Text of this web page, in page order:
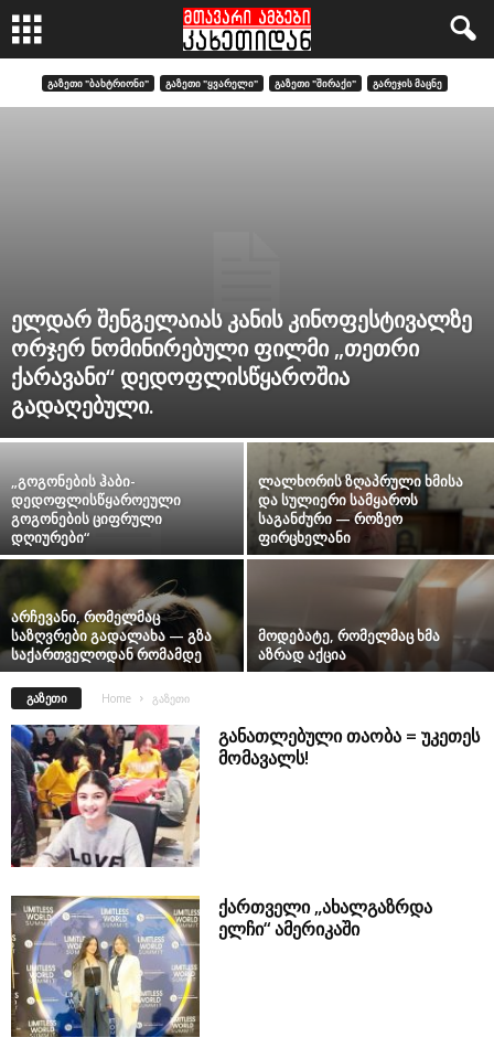
ᲒᲐᲖᲔᲗᲘ "ᲑᲐᲮᲢᲠᲘᲝᲜᲘ" ᲒᲐᲖᲔᲗᲘ "ᲧᲕᲐᲠᲔᲚᲘ" ᲒᲐᲖᲔᲗᲘ "ᲨᲘᲠᲐᲥᲘ" ᲒᲐᲠᲔᲯᲘᲡ ᲛᲐᲪᲜᲔ
ელდარ შენგელაიას კანის კინოფესტივალზე
ორჯერ ნომინირებული ფილმი „თეთრი
ქარავანი“ დედოფლისწყაროშია
გადაღებული.
„გოგონების ჰაბი-
დედოფლისწყაროეული
გოგონების ციფრული
დღიურები“
ლალხორის ზღაპრული ხმისა
და სულიერი სამყაროს
საგანძური — როზეო
ფირცხელანი
არჩევანი, რომელმაც
საზღვრები გადალახა — გზა
საქართველოდან რომამდე
მოდებატე, რომელმაც ხმა
აზრად აქცია
ᲒᲐᲖᲔᲗᲘ Home გაზეთი
განათლებული თაობა = უკეთეს
მომავალს!
ქართველი „ახალგაზრდა
ელჩი“ ამერიკაში